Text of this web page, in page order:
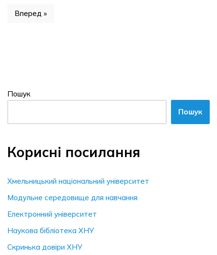
Вперед »
Пошук
Пошук
Корисні посилання
Хмельницький національний університет
Модульне середовище для навчання
Електронний університет
Наукова бібліотека ХНУ
Скринька довiри ХНУ